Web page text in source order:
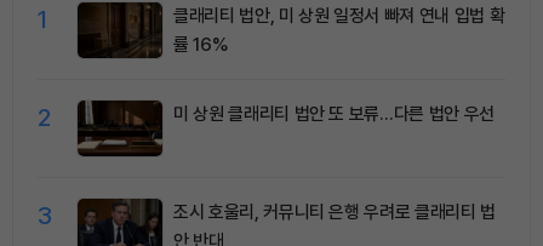
1
클래리티 법안, 미 상원 일정서 빠져 연내 입법 확
률 16%
2 미 상원 클래리티 법안 또 보류…다른 법안 우선
3
조시 호울리, 커뮤니티 은행 우려로 클래리티 법
안 반대